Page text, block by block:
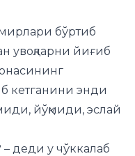
бўртиб
увоқларни йиғиб
кетганини энди
йўқмиди, эслай
деди у чўккалаб